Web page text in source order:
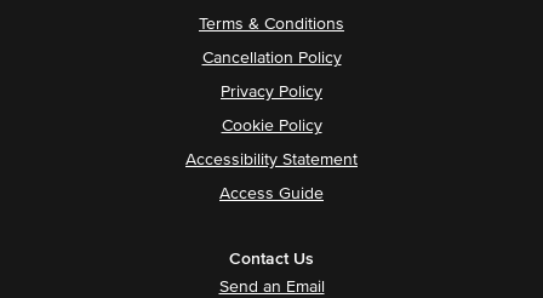
Terms & Conditions
Cancellation Policy
Privacy Policy
Cookie Policy
Accessibility Statement
Access Guide
Contact Us
Send an Email